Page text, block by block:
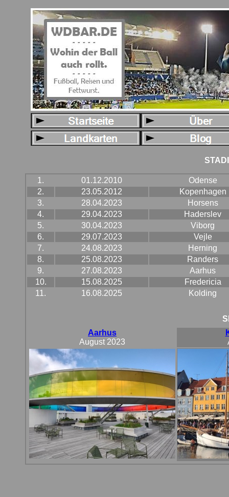
1. 01.12.2010
Odense
2.
23.05.2012
Kopenhagen
3.
28.04.2023
Horsens
4.
29.04.2023
Haderslev
5.
30.04.2023
Viborg
6.
29.07.2023
Vejle
7.
24.08.2023
Herning
8.
25.08.2023
Randers
9.
27.08.2023
Aarhus
10.
15.08.2025
Fredericia
11.
16.08.2025 Kolding
Aarhus
August 2023